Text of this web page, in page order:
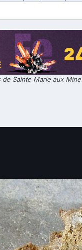
Sainte Marie aux